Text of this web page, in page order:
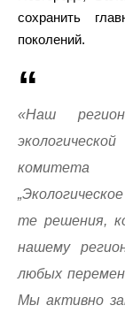
сохранить
поколений.
«Наш
комитета
те решения,
нашему
любых
Мы активно